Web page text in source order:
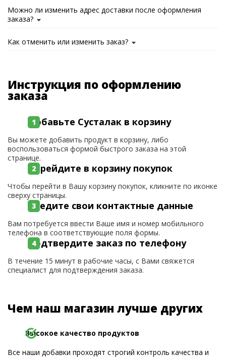
Можно ли изменить адрес доставки после оформления
заказа?
Как отменить или изменить заказ?
Инструкция по оформлению
заказа
Добавьте Сусталак в корзину
Вы можете добавить продукт в корзину, либо
воспользоваться формой быстрого заказа на этой
странице.
Перейдите в корзину покупок
Чтобы перейти в Вашу корзину покупок, кликните по иконке
сверху страницы.
Введите свои контактные данные
Вам потребуется ввести Ваше имя и номер мобильного
телефона в соответствующие поля формы.
Подтвердите заказ по телефону
В течение 15 минут в рабочие часы, с Вами свяжется
специалист для подтверждения заказа.
Чем наш магазин лучше других
Высокое качество продуктов
Все наши добавки проходят строгий контроль качества и